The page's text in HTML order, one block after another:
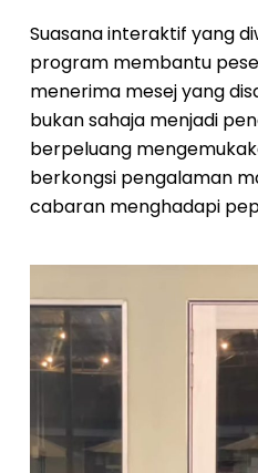
Suasana interaktif yang
program membantu
menerima mesej yang
bukan sahaja menjadi
berpeluang
berkongsi pengalaman
cabaran menghadapi